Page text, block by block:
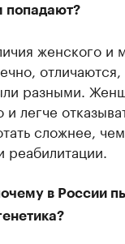
женского и
разными.
и легче
сложнее,
реабилитации.
в России